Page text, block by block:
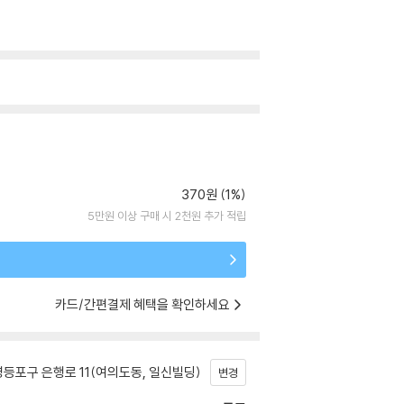
370원 (1%)
5만원 이상 구매 시 2천원 추가 적립
카드/간편결제 혜택을 확인하세요
포구 은행로 11(여의도동, 일신빌딩) 변경